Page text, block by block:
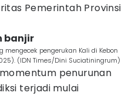
Pemerintah Provinsi
banjir
mengecek pengerukan Kali di Kebon
(IDN Times/Dini Suciatiningrum)
penurunan
terjadi mulai